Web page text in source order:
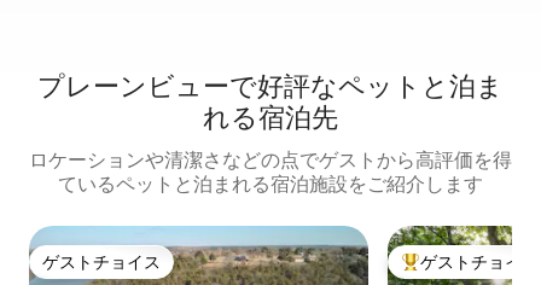
プレーンビューで好評なペットと泊ま
れる宿泊先
ロケーションや清潔さなどの点でゲストから高評価を得
ているペットと泊まれる宿泊施設をご紹介します
ゲストチョイス
ゲストチョイス 大好評のゲスト
ゲストチョイス